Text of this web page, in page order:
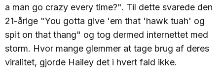
a man go crazy every time?". Til dette svarede den
21-årige "You gotta give 'em that 'hawk tuah' og
spit on that thang" og tog dermed internettet med
storm. Hvor mange glemmer at tage brug af deres
viralitet, gjorde Hailey det i hvert fald ikke.